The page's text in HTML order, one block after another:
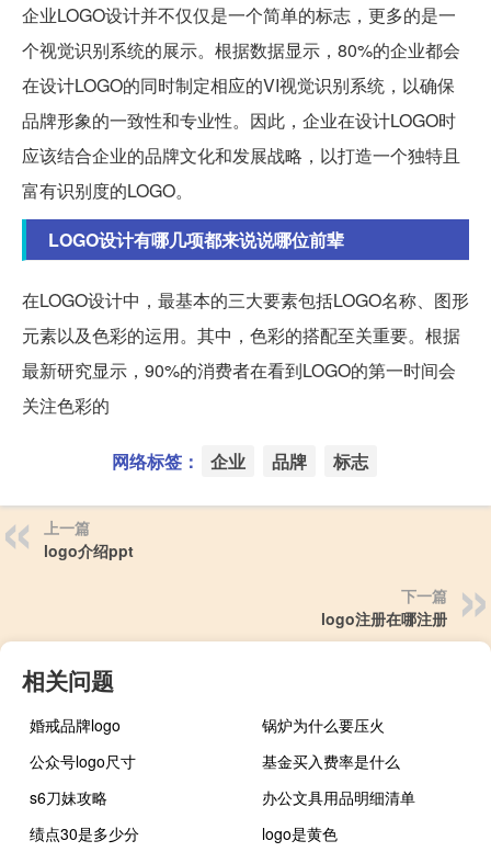
企业LOGO设计并不仅仅是一个简单的标志，更多的是一
个视觉识别系统的展示。根据数据显示，80%的企业都会
在设计LOGO的同时制定相应的VI视觉识别系统，以确保
品牌形象的一致性和专业性。因此，企业在设计LOGO时
应该结合企业的品牌文化和发展战略，以打造一个独特且
富有识别度的LOGO。
LOGO设计有哪几项都来说说哪位前辈
在LOGO设计中，最基本的三大要素包括LOGO名称、图形
元素以及色彩的运用。其中，色彩的搭配至关重要。根据
最新研究显示，90%的消费者在看到LOGO的第一时间会
关注色彩的
网络标签： 企业 品牌 标志
上一篇
logo介绍ppt
下一篇
logo注册在哪注册
相关问题
婚戒品牌logo
锅炉为什么要压火
公众号logo尺寸
基金买入费率是什么
s6刀妹攻略
办公文具用品明细清单
绩点30是多少分
logo是黄色